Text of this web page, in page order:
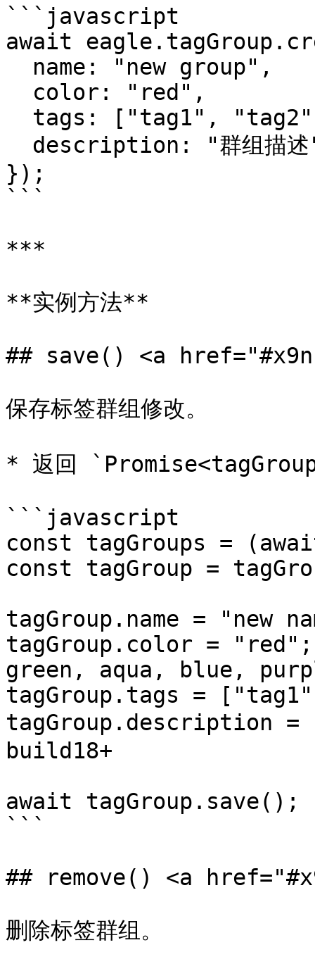
```javascript
await
});
```
***
**实例方法**
## save() <a
保存标签群组修改。
* 返回
```javascript
const tagGroups =
const tagGroup =
tagGroup.name = "new
tagGroup.color =
green, aqua, blue,
tagGroup.tags =
tagGroup.description
build18+
await tagGroup.save();
```
## remove() <a
删除标签群组。